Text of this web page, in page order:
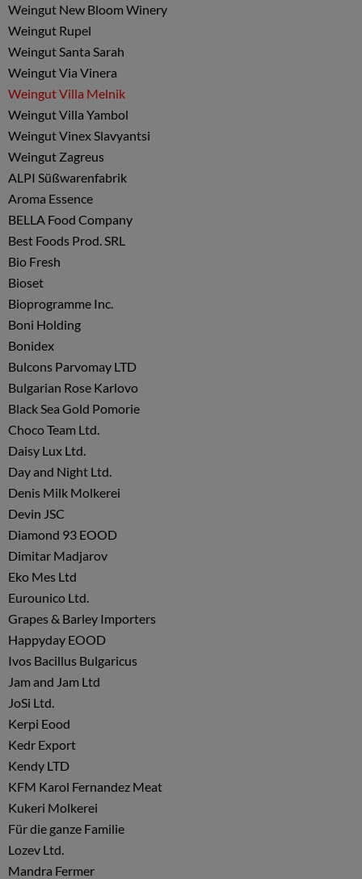
Weingut New Bloom Winery
Weingut Rupel
Weingut Santa Sarah
Weingut Via Vinera
Weingut Villa Melnik
Weingut Villa Yambol
Weingut Vinex Slavyantsi
Weingut Zagreus
ALPI Süßwarenfabrik
Aroma Essence
BELLA Food Company
Best Foods Prod. SRL
Bio Fresh
Bioset
Bioprogramme Inc.
Boni Holding
Bonidex
Bulcons Parvomay LTD
Bulgarian Rose Karlovo
Black Sea Gold Pomorie
Choco Team Ltd.
Daisy Lux Ltd.
Day and Night Ltd.
Denis Milk Molkerei
Devin JSC
Diamond 93 EOOD
Dimitar Madjarov
Eko Mes Ltd
Eurounico Ltd.
Grapes & Barley Importers
Happyday EOOD
Ivos Bacillus Bulgaricus
Jam and Jam Ltd
JoSi Ltd.
Kerpi Eood
Kedr Export
Kendy LTD
KFM Karol Fernandez Meat
Kukeri Molkerei
Für die ganze Familie
Lozev Ltd.
Mandra Fermer